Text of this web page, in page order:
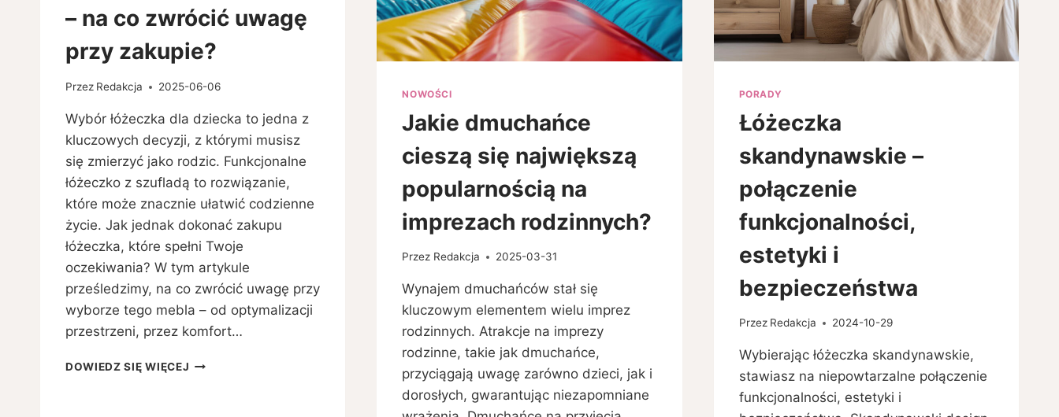
– na co zwrócić uwagę
przy zakupie?
Przez Redakcja 2025-06-06
Wybór łóżeczka dla dziecka to jedna z
kluczowych decyzji, z którymi musisz
się zmierzyć jako rodzic. Funkcjonalne
łóżeczko z szufladą to rozwiązanie,
które może znacznie ułatwić codzienne
życie. Jak jednak dokonać zakupu
łóżeczka, które spełni Twoje
oczekiwania? W tym artykule
prześledzimy, na co zwrócić uwagę przy
wyborze tego mebla – od optymalizacji
przestrzeni, przez komfort…
DOWIEDZ SIĘ WIĘCEJ JAK
NOWOŚCI
Jakie dmuchańce
cieszą się największą
popularnością na
imprezach rodzinnych?
Przez Redakcja 2025-03-31
Wynajem dmuchańców stał się
kluczowym elementem wielu imprez
rodzinnych. Atrakcje na imprezy
rodzinne, takie jak dmuchańce,
przyciągają uwagę zarówno dzieci, jak i
dorosłych, gwarantując niezapomniane
PORADY
Łóżeczka
skandynawskie –
połączenie
funkcjonalności,
estetyki i
bezpieczeństwa
Przez Redakcja 2024-10-29
Wybierając łóżeczka skandynawskie,
stawiasz na niepowtarzalne połączenie
funkcjonalności, estetyki i